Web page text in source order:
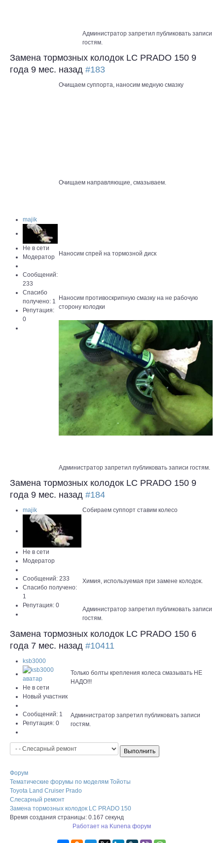
Администратор запретил публиковать записи
гостям.
Замена тормозных колодок LC PRADO 150 9
года 9 мес. назад #183
majik
Не в сети
Модератор
Сообщений:
233
Спасибо
получено: 1
Репутация:
0
Очищаем суппорта, наносим медную смазку
Очищаем направляющие, смазываем.
Наносим спрей на тормозной диск
Наносим противоскрипную смазку на не рабочую
сторону колодки
Администратор запретил публиковать записи гостям.
Замена тормозных колодок LC PRADO 150 9
года 9 мес. назад #184
majik
Не в сети
Модератор
Сообщений: 233
Спасибо получено:
1
Репутация: 0
Собираем суппорт ставим колесо
Химия, используемая при замене колодок.
Администратор запретил публиковать записи
гостям.
Замена тормозных колодок LC PRADO 150 6
года 7 мес. назад #10411
ksb3000
Не в сети
Новый участник
Сообщений: 1
Репутация: 0
Только болты крепления колеса смазывать НЕ
НАДО!!!
Администратор запретил публиковать записи
гостям.
Форум
Тематические форумы по моделям Тойоты
Toyota Land Cruiser Prado
Слесарный ремонт
Замена тормозных колодок LC PRADO 150
Время создания страницы: 0.167 секунд
Работает на Kunena форум